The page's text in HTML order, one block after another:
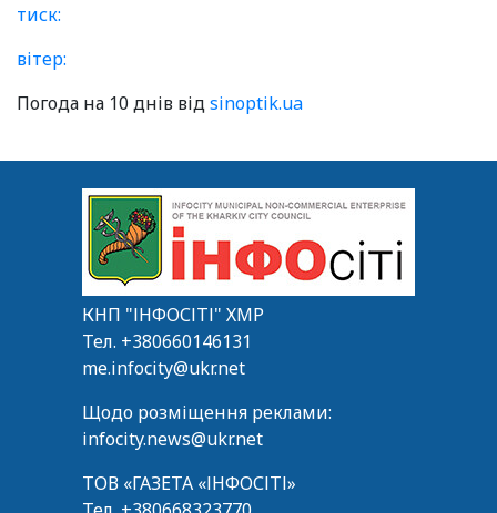
тиск:
вітер:
Погода на 10 днів відsinoptik.ua
КНП "ІНФОСІТІ" ХМР
Тел. +380660146131
me.infocity@ukr.net
Щодо розміщення реклами:
infocity.news@ukr.net
ТОВ «ГАЗЕТА «ІНФОСІТІ»